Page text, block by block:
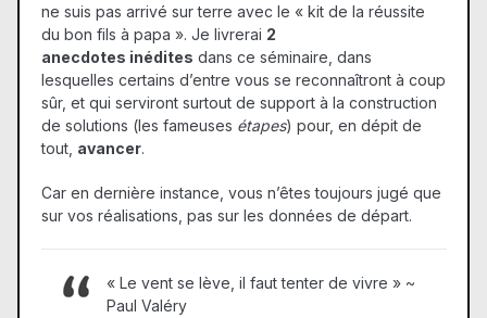
ne suis pas arrivé sur terre avec le « kit de la réussite
du bon fils à papa ». Je livrerai 2
anecdotes inédites dans ce séminaire, dans
lesquelles certains d’entre vous se reconnaîtront à coup
sûr, et qui serviront surtout de support à la construction
de solutions (les fameuses étapes) pour, en dépit de
tout, avancer.
Car en dernière instance, vous n’êtes toujours jugé que
sur vos réalisations, pas sur les données de départ.
« Le vent se lève, il faut tenter de vivre » ~
Paul Valéry